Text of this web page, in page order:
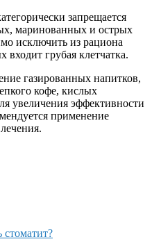
запрещается
маринованных и острых
исключить из рациона
входит грубая клетчатка.
газированных напитков,
кофе, кислых
увеличения эффективности
применение